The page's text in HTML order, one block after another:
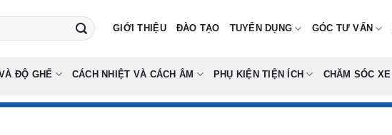
GIỚI THIỆU ĐÀO TẠO TUYỂN DỤNG GÓC TƯ VẤN
ĐỘ GHẾ CÁCH NHIỆT VÀ CÁCH ÂM PHỤ KIỆN TIỆN ÍCH CHĂM SÓC XE